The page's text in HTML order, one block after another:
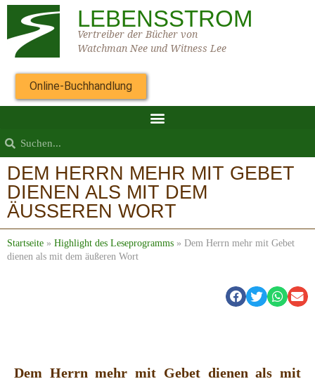
LEBENSSTROM
Vertreiber der Bücher von
Watchman Nee und Witness Lee
Online-Buchhandlung
DEM HERRN MEHR MIT GEBET
DIENEN ALS MIT DEM
ÄUSSEREN WORT
Startseite » Highlight des Leseprogramms » Dem Herrn mehr mit Gebet
dienen als mit dem äußeren Wort
Dem Herrn mehr mit Gebet dienen als mit